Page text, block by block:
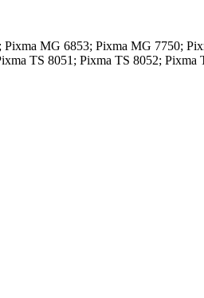
MG 6853; Pixma MG 7750;
TS 8051; Pixma TS 8052; Pixma